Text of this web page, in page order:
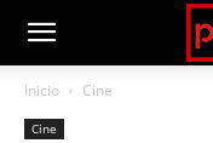
Inicio Cine
Cine